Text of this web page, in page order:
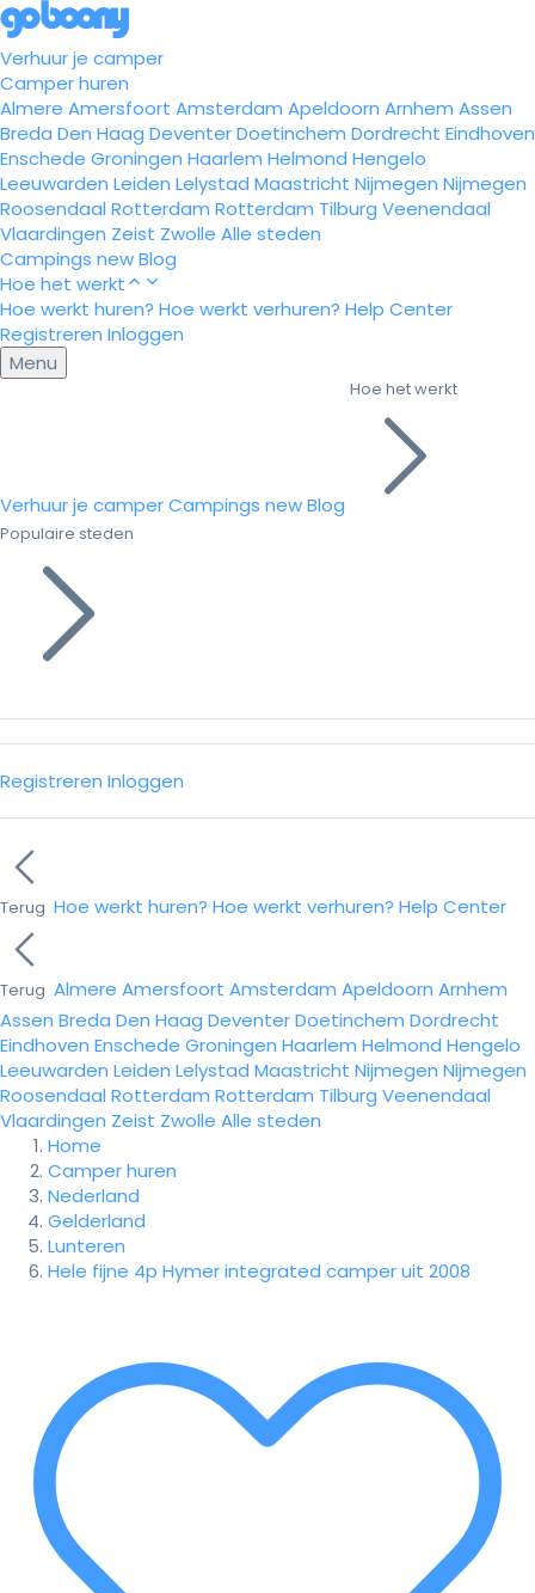
Verhuur je camper
Camper huren
Almere Amersfoort Amsterdam Apeldoorn Arnhem Assen
Breda Den Haag DeventerDoetinchem Dordrecht Eindhoven
Enschede Groningen Haarlem Helmond Hengelo
Leeuwarden Leiden Lelystad Maastricht Nijmegen Nijmegen
Roosendaal Rotterdam Rotterdam Tilburg Veenendaal
Vlaardingen Zeist Zwolle Alle steden
Campings newBlog
Hoe het werkt
Hoe werkt huren? Hoe werkt verhuren? Help Center
Registreren Inloggen
Menu
Verhuur je camperCampings newBlog
Hoe het werkt
Populaire steden
Registreren Inloggen
Terug Hoe werkt huren? Hoe werkt verhuren? Help Center
Terug Almere Amersfoort Amsterdam Apeldoorn Arnhem
Assen Breda Den Haag DeventerDoetinchem Dordrecht
Eindhoven Enschede Groningen Haarlem Helmond Hengelo
Leeuwarden Leiden Lelystad Maastricht Nijmegen Nijmegen
Roosendaal Rotterdam Rotterdam Tilburg Veenendaal
Vlaardingen Zeist Zwolle Alle steden
Home
Camper huren
Nederland
Gelderland
Lunteren
Hele fijne 4p Hymer integrated camper uit 2008